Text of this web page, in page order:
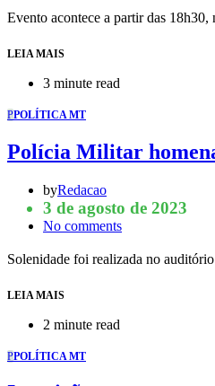
Evento acontece a partir das
LEIA MAIS
3 minute read
PPOLÍTICA MT
Polícia Militar
byRedacao
3 de agosto de 2023
No comments
Solenidade foi realizada no
LEIA MAIS
2 minute read
PPOLÍTICA MT